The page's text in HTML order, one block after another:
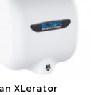
XLerator